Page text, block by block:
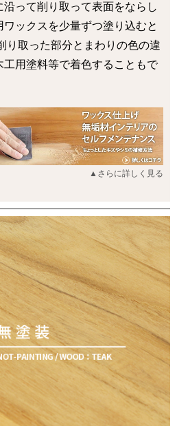
って削り取って表面をならし
ックスを少量ずつ塗り込むと
り取った部分とまわりの色の違
用塗料等で着色することもで
▲さらに詳しく見る